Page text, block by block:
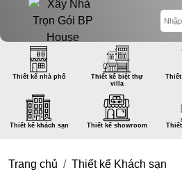
Thiết kế nhà phố
Thiết kế biệt thự
villa
Thiết
Thiết kế khách sạn Thiết kế showroom
Trang chủ Thiết kế Khách sạn